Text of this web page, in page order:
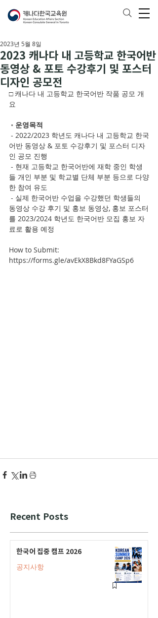
2023 캐나다 내 고등학교 한국어반
동영상 & 포토 수강후기 및 포스터
디자인 공모전
2023년 5월 8일
□ 캐나다 내 고등학교 한국어반 작품 공모 개
요
◦ 운영목적
어반 동영상 & 포토 수강후기 및 포스터 디자
인 공모 진행
들 개인 부분 및 학교별 단체 부분 등으로 다양
한 참여 유도
동영상 수강 후기 및 홍보 동영상, 홍보 포스터
를 2023/2024 학년도 한국어반 모집 홍보 자
료로 활용 예정
How to Submit:
https://forms.gle/avEkX8Bkd8FYaGSp6
Recent Posts
한국어 집중 캠프 2026
공지사항